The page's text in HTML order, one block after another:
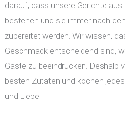
darauf, dass unsere Gerichte
bestehen und sie immer nach
zubereitet werden. Wir wissen,
Geschmack entscheidend sind,
Gäste zu beeindrucken. Deshalb
besten Zutaten und kochen
und Liebe.